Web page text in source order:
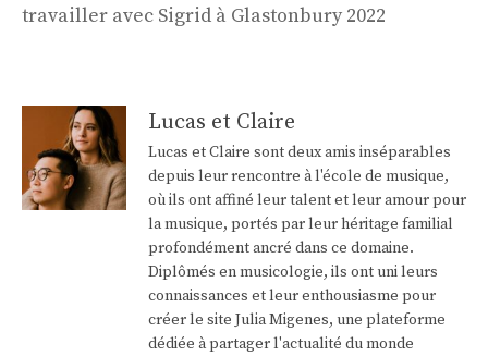
travailler avec Sigrid à Glastonbury 2022
Lucas et Claire
Lucas et Claire sont deux amis inséparables
depuis leur rencontre à l'école de musique,
où ils ont affiné leur talent et leur amour pour
la musique, portés par leur héritage familial
profondément ancré dans ce domaine.
Diplômés en musicologie, ils ont uni leurs
connaissances et leur enthousiasme pour
créer le site Julia Migenes, une plateforme
dédiée à partager l'actualité du monde